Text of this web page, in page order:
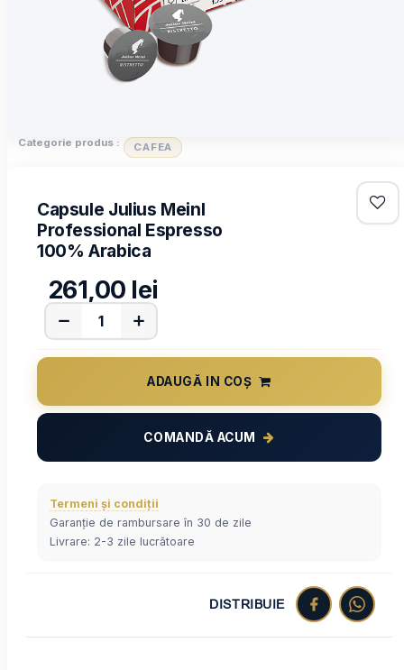
Categorie produs : CAFEA
Capsule Julius Meinl
Professional Espresso
100% Arabica
261,00 lei
ADAUGĂ IN COȘ
COMANDĂ ACUM
Termeni și condiții
Garanție de rambursare în 30 de zile
Livrare: 2-3 zile lucrătoare
DISTRIBUIE